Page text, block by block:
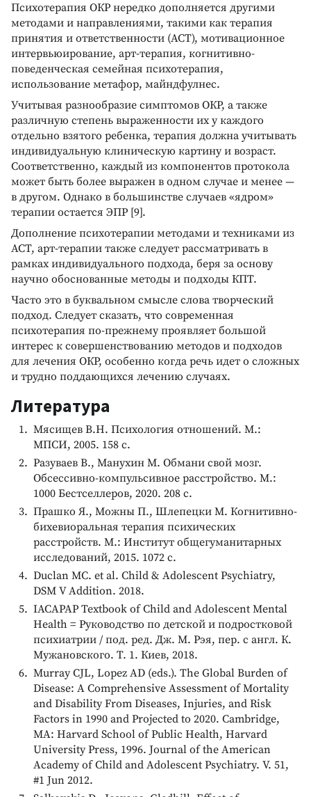
Психотерапия ОКР нередко дополняется другими
методами и направлениями, такими как терапия
принятия и ответственности (АСТ), мотивационное
интервьюирование, арт-терапия, когнитивно-
поведенческая семейная психотерапия,
использование метафор, майндфулнес.
Учитывая разнообразие симптомов ОКР, а также
различную степень выраженности их у каждого
отдельно взятого ребенка, терапия должна учитывать
индивидуальную клиническую картину и возраст.
Соответственно, каждый из компонентов протокола
может быть более выражен в одном случае и менее —
в другом. Однако в большинстве случаев «ядром»
терапии остается ЭПР [9].
Дополнение психотерапии методами и техниками из
АСТ, арт-терапии также следует рассматривать в
рамках индивидуального подхода, беря за основу
научно обоснованные методы и подходы КПТ.
Часто это в буквальном смысле слова творческий
подход. Следует сказать, что современная
психотерапия по-прежнему проявляет большой
интерес к совершенствованию методов и подходов
для лечения ОКР, особенно когда речь идет о сложных
и трудно поддающихся лечению случаях.
Литература
Мясищев В.Н. Психология отношений. М.:
МПСИ, 2005. 158 с.
Разуваев В., Манухин М. Обмани свой мозг.
Обсессивно-компульсивное расстройство. М.:
1000 Бестселлеров, 2020. 208 с.
Прашко Я., Можны П., Шлепецки М. Когнитивно-
бихевиоральная терапия психических
расстройств. М.: Институт общегуманитарных
исследований, 2015. 1072 с.
Duclan MC. et al. Child & Adolescent Psychiatry,
DSM V Addition. 2018.
IACAPAP Textbook of Child and Adolescent Mental
Health = Руководство по детской и подростковой
психиатрии / под. ред. Дж. М. Рэя, пер. с англ. К.
Мужановского. Т. 1. Киев, 2018.
Murray CJL, Lopez AD (eds.). The Global Burden of
Disease: A Comprehensive Assessment of Mortality
and Disability From Diseases, Injuries, and Risk
Factors in 1990 and Projected to 2020. Cambridge,
MA: Harvard School of Public Health, Harvard
University Press, 1996. Journal of the American
Academy of Child and Adolescent Psychiatry. V. 51,
#1 Jun 2012.